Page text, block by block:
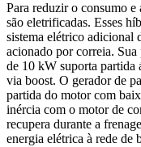
Para reduzir o consumo e
são eletrificadas. Esses
sistema elétrico adicional
acionado por correia.
de 10 kW suporta partida
via boost. O gerador de
partida do motor com
inércia com o motor de
recupera durante a
energia elétrica à rede de